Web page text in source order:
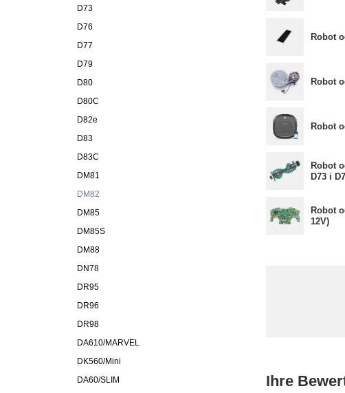
D73
D76
D77
D79
D80
D80C
D82e
D83
D83C
DM81
DM82
DM85
DM85S
DM88
DN78
DR95
DR96
DR98
DA610/MARVEL
DK560/Mini
DA60/SLIM
Robot
Robot
Robot
Robot
D73 i
Robot
12V)
Ihre